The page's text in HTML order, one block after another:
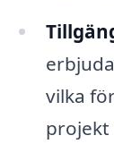
vilka
projekt